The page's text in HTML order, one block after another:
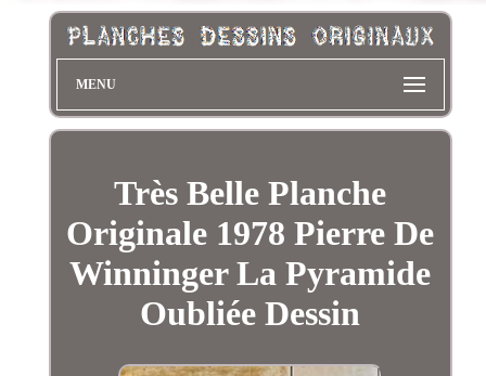
MENU
Très Belle Planche
Originale 1978 Pierre De
Winninger La Pyramide
Oubliée Dessin